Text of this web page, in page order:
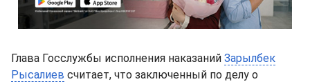
Глава Госслужбы исполнения наказаний Зарылбек
Рысалиев считает, что заключенный по делу о